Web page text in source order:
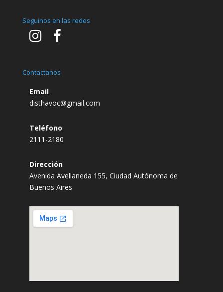
Seguinos en las redes
Contactanos
Email
disthavoc@gmail.com
Teléfono
2111-2180
Dirección
Avenida Avellaneda 155, Ciudad Autónoma de
Buenos Aires